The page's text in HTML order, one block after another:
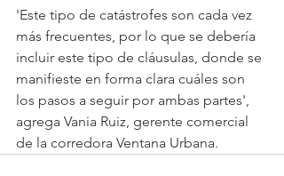
'Este tipo de catástrofes son cada vez
más frecuentes, por lo que se debería
incluir este tipo de cláusulas, donde se
manifieste en forma clara cuáles son
los pasos a seguir por ambas partes',
agrega Vania Ruiz, gerente comercial
de la corredora Ventana Urbana.